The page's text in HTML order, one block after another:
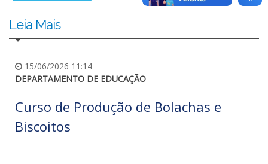
Leia Mais
15/06/2026 11:14
DEPARTAMENTO DE EDUCAÇÃO
Curso de Produção de Bolachas e
Biscoitos